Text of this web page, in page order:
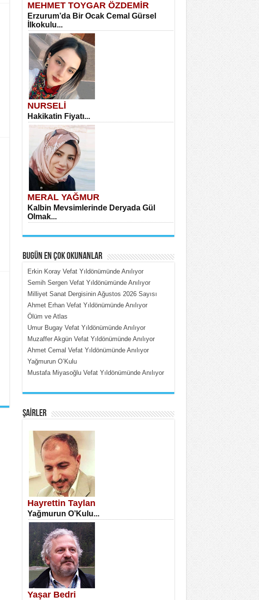
MEHMET TOYGAR ÖZDEMİR
Erzurum’da Bir Ocak Cemal Gürsel
İlkokulu...
NURSELİ
Hakikatin Fiyatı...
MERAL YAĞMUR
Kalbin Mevsimlerinde Deryada Gül
Olmak...
MEHMET ÇOBAN
İçerdeki Put Dışardaki Maskeler...
SATILMIŞ ÜMİT ÇETİNKAYA
Erkenlik...
NECLA DİLEK ARSLAN
Öğretmenler Günü Mahkemesi...
BUGÜN EN ÇOK OKUNANLAR
Erkin Koray Vefat Yıldönümünde Anılıyor
Semih Sergen Vefat Yıldönümünde Anılıyor
Milliyet Sanat Dergisinin Ağustos 2026 Sayısı
Ahmet Erhan Vefat Yıldönümünde Anılıyor
Ölüm ve Atlas
Umur Bugay Vefat Yıldönümünde Anılıyor
Muzaffer Akgün Vefat Yıldönümünde Anılıyor
Ahmet Cemal Vefat Yıldönümünde Anılıyor
Yağmurun O’Kulu
Mustafa Miyasoğlu Vefat Yıldönümünde Anılıyor
ŞAİRLER
Hayrettin Taylan
Yağmurun O’Kulu...
Yaşar Bedri